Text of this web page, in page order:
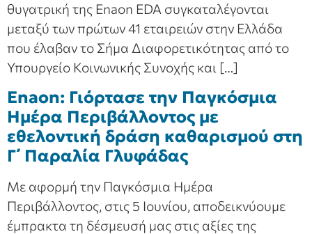
θυγατρική της Enaon EDA συγκαταλέγονται
μεταξύ των πρώτων 41 εταιρειών στην Ελλάδα
που έλαβαν το Σήμα Διαφορετικότητας από το
Υπουργείο Κοινωνικής Συνοχής και […]
Enaon: Γιόρτασε την Παγκόσμια
Ημέρα Περιβάλλοντος με
εθελοντική δράση καθαρισμού στη
Γ΄ Παραλία Γλυφάδας
Με αφορμή την Παγκόσμια Ημέρα
Περιβάλλοντος, στις 5 Ιουνίου, αποδεικνύουμε
έμπρακτα τη δέσμευσή μας στις αξίες της